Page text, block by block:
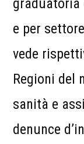
e per
vede
Regioni del
sanità e
denunce